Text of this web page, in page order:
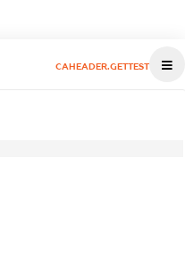
CAHEADER.GETTEST